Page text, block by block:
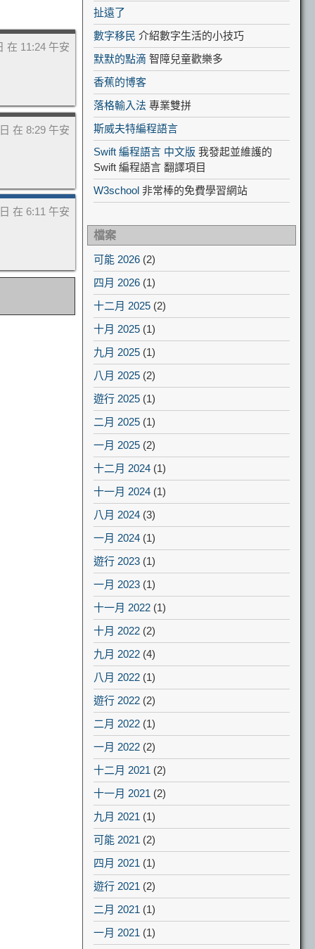
在 11:24 午安
在 8:29 午安
在 6:11 午安
扯遠了
數字移民 介紹數字生活的小技巧
默默的點滴 智障兒童歡樂多
香蕉的博客
落格輸入法 專業雙拼
斯威夫特編程語言
Swift 編程語言 中文版 我發起並維護的
Swift 編程語言 翻譯項目
W3school 非常棒的免費學習網站
檔案
可能 2026 (2)
四月 2026 (1)
十二月 2025 (2)
十月 2025 (1)
九月 2025 (1)
八月 2025 (2)
遊行 2025 (1)
二月 2025 (1)
一月 2025 (2)
十二月 2024 (1)
十一月 2024 (1)
八月 2024 (3)
一月 2024 (1)
遊行 2023 (1)
一月 2023 (1)
十一月 2022 (1)
十月 2022 (2)
九月 2022 (4)
八月 2022 (1)
遊行 2022 (2)
二月 2022 (1)
一月 2022 (2)
十二月 2021 (2)
十一月 2021 (2)
九月 2021 (1)
可能 2021 (2)
四月 2021 (1)
遊行 2021 (2)
二月 2021 (1)
一月 2021 (1)